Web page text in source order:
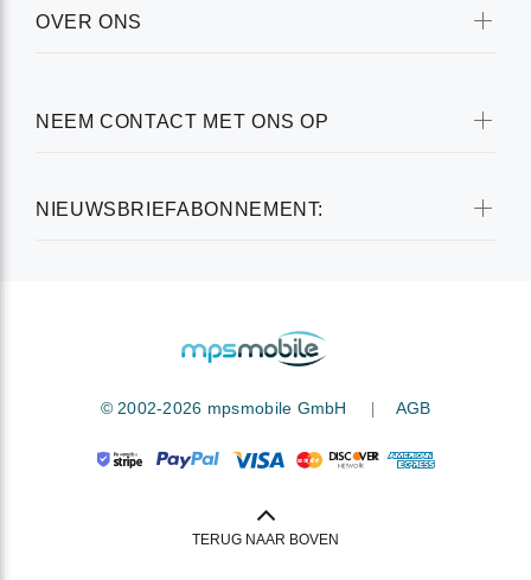
NIEUWSBRIEFABONNEMENT:
OVER ONS
NEEM CONTACT MET ONS OP
© 2002-2026 mpsmobile GmbH | AGB
TERUG NAAR BOVEN